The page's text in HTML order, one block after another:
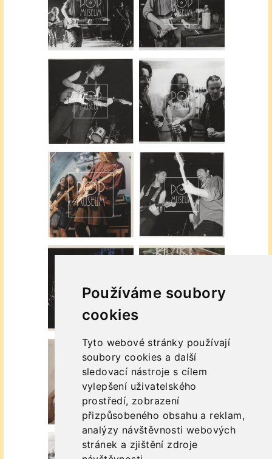
Používáme soubory
cookies
Tyto webové stránky používají
soubory cookies a další
sledovací nástroje s cílem
vylepšení uživatelského
prostředí, zobrazení
přizpůsobeného obsahu a reklam,
analýzy návštěvnosti webových
stránek a zjištění zdroje